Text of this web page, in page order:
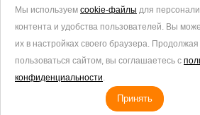
Политика в отношении обработки
Согласие на обработку персональных
Согласие на обработку данных
Политика использования cookies
Мы используем cookie-файлы для
контента и удобства пользователей. Вы
их в настройках своего браузера. Продолжая
пользоваться сайтом, вы соглашаетесь с
конфиденциальности.
Принять